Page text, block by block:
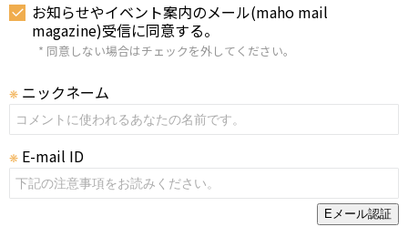
お知らせやイベント案内のメール(maho mail
magazine)受信に同意する。
* 同意しない場合はチェックを外してください。
❋ ニックネーム
❋ E-mail ID
Eメール認証